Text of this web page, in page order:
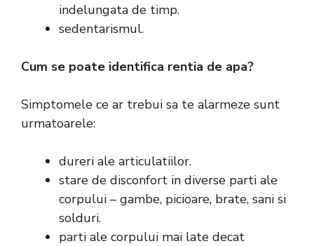
indelungata de timp.
sedentarismul.
Cum se poate identifica rentia de apa?
Simptomele ce ar trebui sa te alarmeze sunt
urmatoarele:
dureri ale articulatiilor.
stare de disconfort in diverse parti ale
corpului – gambe, picioare, brate, sani si
solduri.
parti ale corpului mai late decat